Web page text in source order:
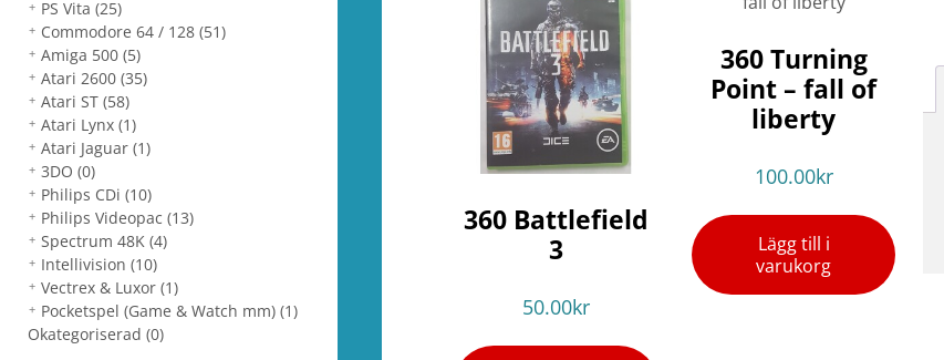
PS Vita(25)
Commodore 64 / 128(51)
Amiga 500(5)
Atari 2600(35)
Atari ST(58)
Atari Lynx(1)
Atari Jaguar(1)
3DO(0)
Philips CDi(10)
Philips Videopac(13)
Spectrum 48K(4)
Intellivision(10)
Vectrex & Luxor(1)
Pocketspel (Game & Watch mm)(1)
Okategoriserad (0)
360 Battlefield
3
50.00kr
360 Turning
Point – fall of
liberty
100.00kr
Lägg till i
varukorg